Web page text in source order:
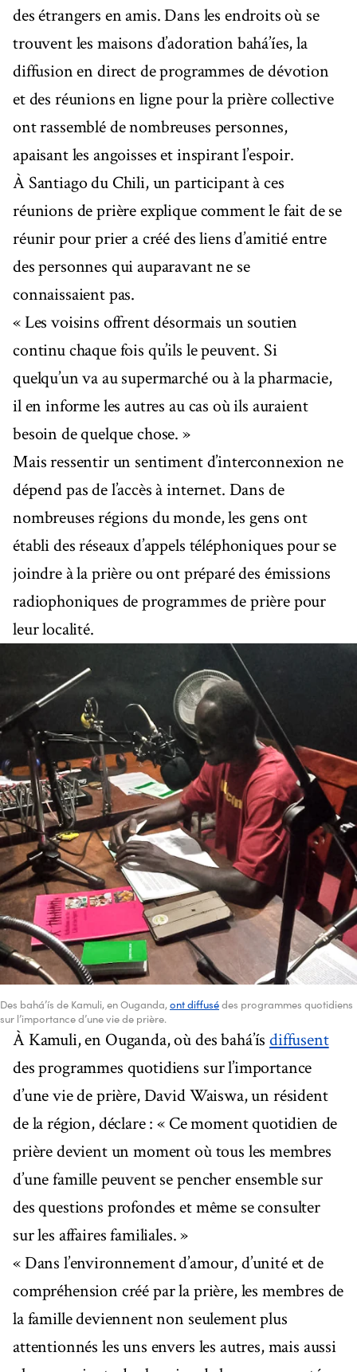
des étrangers en amis. Dans les endroits où se
trouvent les maisons d’adoration bahá’íes, la
diffusion en direct de programmes de dévotion
et des réunions en ligne pour la prière collective
ont rassemblé de nombreuses personnes,
apaisant les angoisses et inspirant l’espoir.
À Santiago du Chili, un participant à ces
réunions de prière explique comment le fait de se
réunir pour prier a créé des liens d’amitié entre
des personnes qui auparavant ne se
connaissaient pas.
« Les voisins offrent désormais un soutien
continu chaque fois qu’ils le peuvent. Si
quelqu’un va au supermarché ou à la pharmacie,
il en informe les autres au cas où ils auraient
besoin de quelque chose. »
Mais ressentir un sentiment d’interconnexion ne
dépend pas de l’accès à internet. Dans de
nombreuses régions du monde, les gens ont
établi des réseaux d’appels téléphoniques pour se
joindre à la prière ou ont préparé des émissions
radiophoniques de programmes de prière pour
leur localité.
Des bahá’ís de Kamuli, en Ouganda, ont diffusédes programmes quotidiens
sur l’importance d’une vie de prière.
À Kamuli, en Ouganda, où des bahá’ísdiffusent
des programmes quotidiens sur l’importance
d’une vie de prière, David Waiswa, un résident
de la région, déclare : « Ce moment quotidien de
prière devient un moment où tous les membres
d’une famille peuvent se pencher ensemble sur
des questions profondes et même se consulter
sur les affaires familiales. »
« Dans l’environnement d’amour, d’unité et de
compréhension créé par la prière, les membres de
la famille deviennent non seulement plus
attentionnés les uns envers les autres, mais aussi